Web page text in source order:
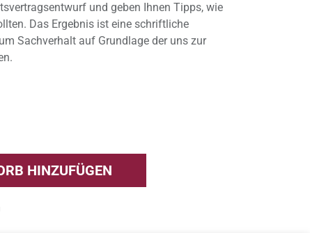
und geben Ihnen Tipps, wie
Das Ergebnis ist eine schriftliche
Sachverhalt auf Grundlage der uns zur
HINZUFÜGEN